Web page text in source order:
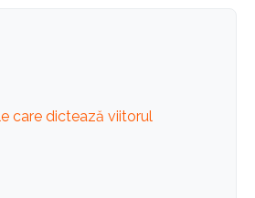
care dictează viitorul